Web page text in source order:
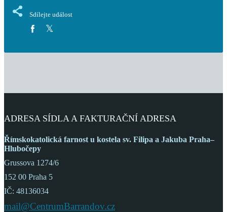
Sdílejte událost
ADRESA SÍDLA A FAKTURAČNÍ ADRESA
Římskokatolická farnost u kostela sv. Filipa a Jakuba Praha–
Hlubočepy
Grussova 1274/6
152 00 Praha 5
IČ: 48136034
mail@CentrumBarrandov.cz